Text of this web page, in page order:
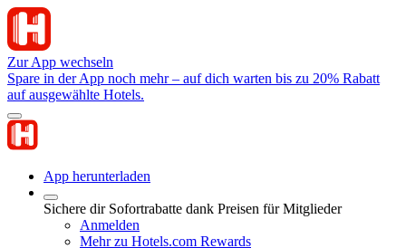
Zur App wechseln
Spare in der App noch mehr – auf dich warten bis zu 20% Rabatt
auf ausgewählte Hotels.
App herunterladen
Sichere dir Sofortrabatte dank Preisen für Mitglieder
Anmelden
Mehr zu Hotels.com Rewards